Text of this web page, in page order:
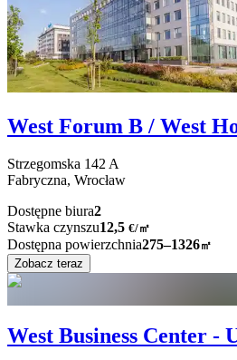
West Forum B / West
Strzegomska 142 A
Fabryczna, Wrocław
Dostępne biura2
Stawka czynszu12,5 €/㎡
Dostępna powierzchnia275–1326㎡
Zobacz teraz
West Business Center -